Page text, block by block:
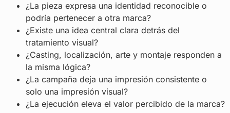
¿La pieza expresa una identidad reconocible o
podría pertenecer a otra marca?
¿Existe una idea central clara detrás del
tratamiento visual?
¿Casting, localización, arte y montaje responden a
la misma lógica?
¿La campaña deja una impresión consistente o
solo una impresión visual?
¿La ejecución eleva el valor percibido de la marca?